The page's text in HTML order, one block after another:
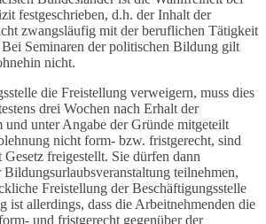
festgeschrieben, d.h. der Inhalt der
zwangsläufig mit der beruflichen Tätigkeit
Seminaren der politischen Bildung gilt
nicht.
die Freistellung verweigern, muss dies
drei Wochen nach Erhalt der
unter Angabe der Gründe mitgeteilt
nicht form- bzw. fristgerecht, sind
freigestellt. Sie dürfen dann
Bildungsurlaubsveranstaltung teilnehmen,
Freistellung der Beschäftigungsstelle
ist allerdings, dass die Arbeitnehmenden die
und fristgerecht gegenüber der